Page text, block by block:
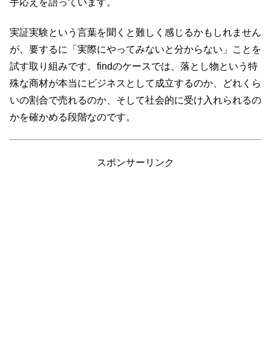
実証実験という言葉を聞くと難しく感じるかもしれません
が、要するに「実際にやってみないと分からない」ことを
試す取り組みです。findのケースでは、落とし物という特
殊な商材が本当にビジネスとして成立するのか、どれくら
いの割合で売れるのか、そして社会的に受け入れられるの
かを確かめる段階なのです。
スポンサーリンク